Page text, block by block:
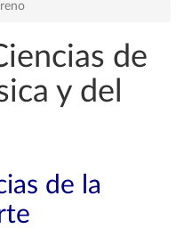
de
y del
de la